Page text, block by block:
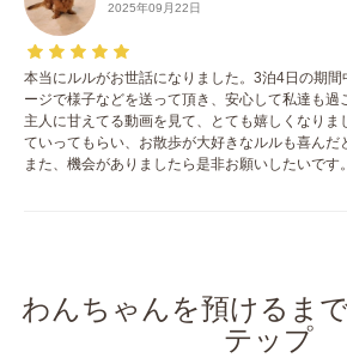
2025年09月22日
本当にルルがお世話になりました。3泊4日の期
ージで様子などを送って頂き、安心して私達も過
主人に甘えてる動画を見て、とても嬉しくなりま
ていってもらい、お散歩が大好きなルルも喜んだ
また、機会がありましたら是非お願いしたいです。
わんちゃんを預けるま
テップ